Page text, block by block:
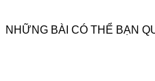
NHỮNG BÀI CÓ THỂ BẠN